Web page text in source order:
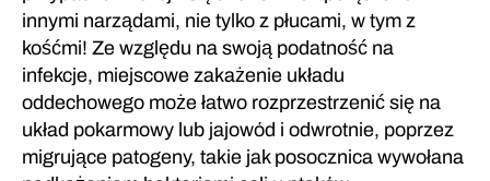
innymi narządami, nie tylko z płucami, w tym z
kośćmi! Ze względu na swoją podatność na
infekcje, miejscowe zakażenie układu
oddechowego może łatwo rozprzestrzenić się na
układ pokarmowy lub jajowód i odwrotnie, poprzez
migrujące patogeny, takie jak posocznica wywołana